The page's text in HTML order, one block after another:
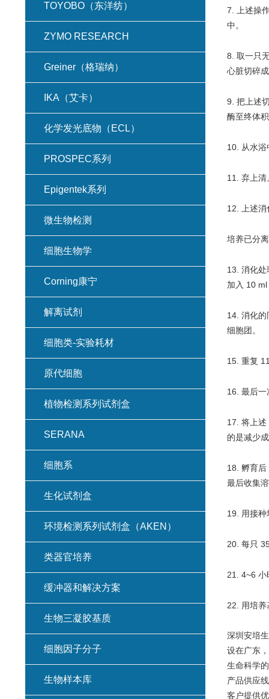
7. 上述操
中。
8. 取一只
心脏切碎
9. 把上述
酶至终体
10. 从水
11. 弃上
12. 上述
培养已分
13. 消化
加入 10
14. 消化
细胞团。
15. 重复
16. 最后
17. 将上
的是减少
18. 孵育
最后收集
19. 用接
20. 每只
21. 4~6 小
22. 用培养
深圳安培
设在广东
生命科学
产品供应
客户提供
TOYOBO（东洋纺）
ZYMO RESEARCH
Greiner（格瑞纳）
IKA（艾卡）
化学发光底物（ECL）
PROSPEC系列
Epigentek系列
微生物检测
细胞生物学
Corning康宁
解离试剂
细胞类-实验耗材
原代细胞
植物检测系列试剂盒
SERANA
细胞系
生化试剂盒
环境检测系列试剂盒（AKEN）
类器官培养
缓冲器和解决方案
生物三凝胶基质
细胞因子分子
生物样本库